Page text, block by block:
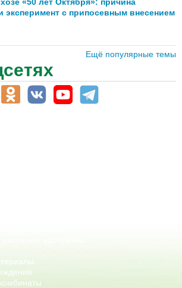
эксперимент с припосевным внесением
Ещё популярные темы